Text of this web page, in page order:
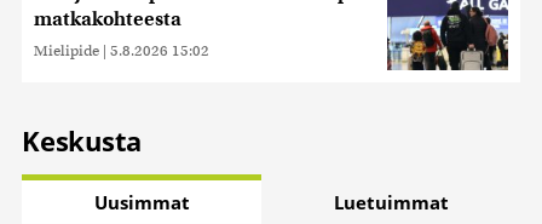
matkakohteesta
Mielipide | 5.8.2026 15:02
Keskusta
Uusimmat Luetuimmat